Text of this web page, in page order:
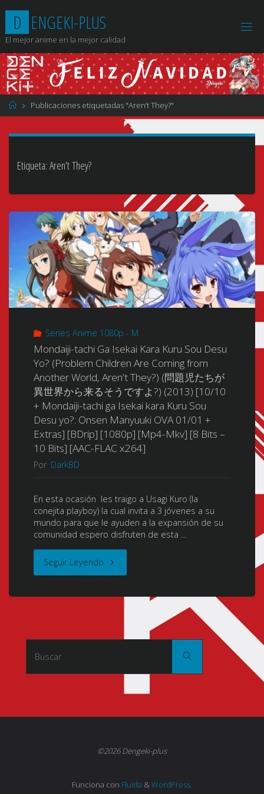
contenido
D ENGEKI-PLUS
El mejor anime en la mejor calidad
Página
de
Publicaciones etiquetadas "Aren’t They?"
Etiqueta: Aren’t They?
Series Anime 1080p - M
Mondaiji-tachi Ga Isekai Kara Kuru Sou Desu
Yo? (Problem Children Are Coming from
Another World, Aren’t They?) (問題児たちが
異世界から来るそうですよ?) (2013) [10/10
+ Mondaiji-tachi ga Isekai kara Kuru Sou
Desu yo?: Onsen Manyuuki OVA 01/01 +
Extras] [BDrip] [1080p] [Mp4-Mkv] [8 Bits –
10 Bits] [AAC-FLAC x264]
Por DarkBD
En esta ocasión les traigo a Usagi Kuro (la
conejita playboy) la cual invita a 3 jóvenes a su
mundo para que le ayuden a la expansión de su
comunidad espero disfruten de esta …
Seguir Leyendo "Mondaiji-
Isekai
(Problem
Buscar:
Buscar
©2026 Dengeki-plus
Funciona con Fluida &WordPress.